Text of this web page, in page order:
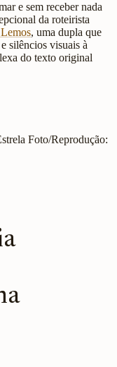
e sem receber nada
da roteirista
, uma dupla que
silêncios visuais à
do texto original
Foto/Reprodução: